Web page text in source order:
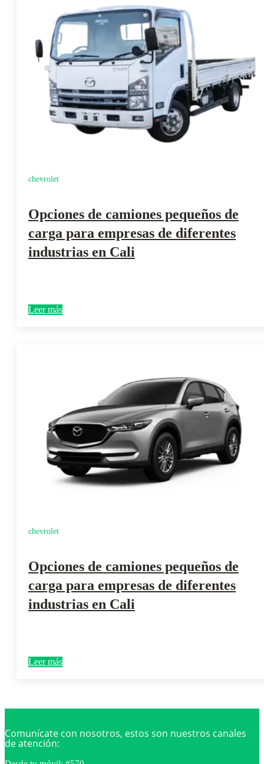
chevrolet
Opciones de camiones pequeños de
carga para empresas de diferentes
industrias en Cali
Leer más
chevrolet
Opciones de camiones pequeños de
carga para empresas de diferentes
industrias en Cali
Leer más
Comunícate con nosotros, estos son nuestros canales
de atención: